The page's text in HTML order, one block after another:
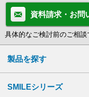
資料請求・お問
具体的なご検討前のご相談
製品を探す
SMILEシリーズ